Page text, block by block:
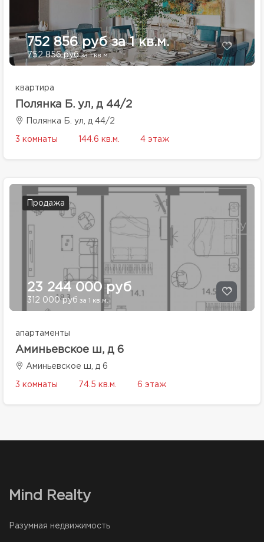
752 856 руб за 1 кв.м.
752 856 рубза 1 кв.м.
квартира
Полянка Б. ул, д 44/2
Полянка Б. ул, д 44/2
3 комнаты 144.6 кв.м. 4 этаж
Продажа
23 244 000 руб
312 000 руб за 1 кв.м.
апартаменты
Аминьевское ш, д 6
Аминьевское ш, д 6
3 комнаты 74.5 кв.м. 6 этаж
Mind Realty
Разумная недвижимость